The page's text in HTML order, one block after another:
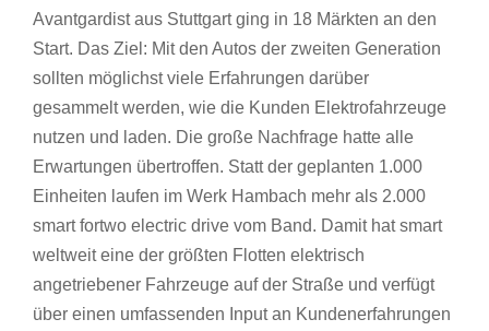
Avantgardist aus Stuttgart ging in 18 Märkten an den
Start. Das Ziel: Mit den Autos der zweiten Generation
sollten möglichst viele Erfahrungen darüber
gesammelt werden, wie die Kunden Elektrofahrzeuge
nutzen und laden. Die große Nachfrage hatte alle
Erwartungen übertroffen. Statt der geplanten 1.000
Einheiten laufen im Werk Hambach mehr als 2.000
smart fortwo electric drive vom Band. Damit hat smart
weltweit eine der größten Flotten elektrisch
angetriebener Fahrzeuge auf der Straße und verfügt
über einen umfassenden Input an Kundenerfahrungen